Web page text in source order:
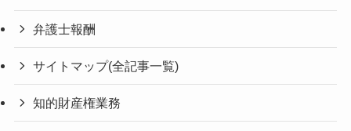
弁護士報酬
サイトマップ(全記事一覧)
知的財産権業務